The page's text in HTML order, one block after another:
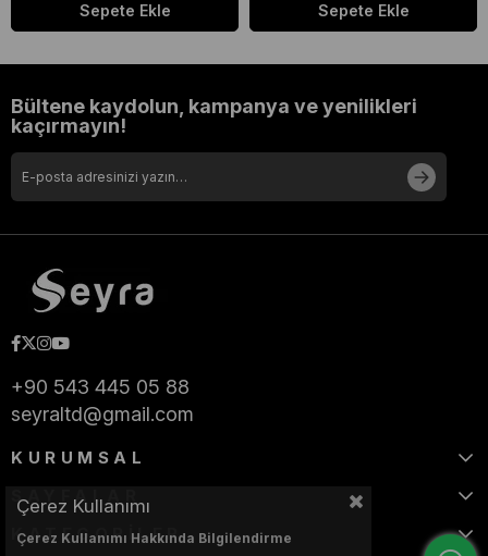
Sepete Ekle Sepete Ekle
Bültene kaydolun, kampanya ve yenilikleri
kaçırmayın!
+90 543 445 05 88
seyraltd@gmail.com
KURUMSAL
SAYFALAR
KATEGORİLER
Çerez Kullanımı
Çerez Kullanımı Hakkında Bilgilendirme